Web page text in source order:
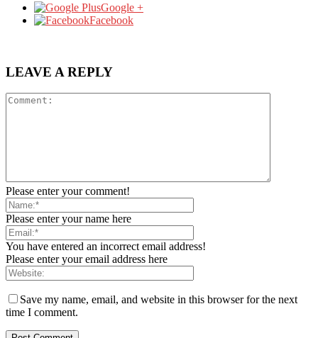
Google +
Facebook
LEAVE A REPLY
Please enter your comment!
Please enter your name here
You have entered an incorrect email address!
Please enter your email address here
Save my name, email, and website in this browser for the next
time I comment.